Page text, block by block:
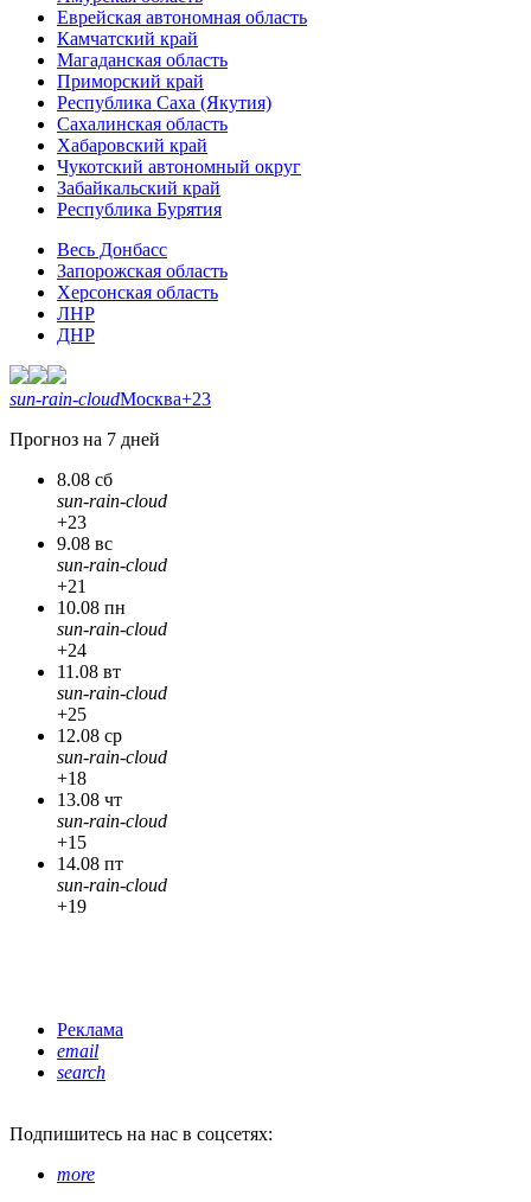
Еврейская автономная область
Камчатский край
Магаданская область
Приморский край
Республика Саха (Якутия)
Сахалинская область
Хабаровский край
Чукотский автономный округ
Забайкальский край
Республика Бурятия
Весь Донбасс
Запорожская область
Херсонская область
ЛНР
ДНР
sun-rain-cloudМосква+23
Прогноз на 7 дней
8.08 сб
sun-rain-cloud
+23
9.08 вс
sun-rain-cloud
+21
10.08 пн
sun-rain-cloud
+24
11.08 вт
sun-rain-cloud
+25
12.08 ср
sun-rain-cloud
+18
13.08 чт
sun-rain-cloud
+15
14.08 пт
sun-rain-cloud
+19
Реклама
email
search
Подпишитесь на нас в соцсетях:
more